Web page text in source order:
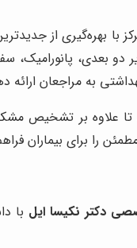
بهره‌گیری از
دو بعدی،
به مراجعان ارائه
بر تشخیص
را برای بیماران
دکتر نکیسا ایل با